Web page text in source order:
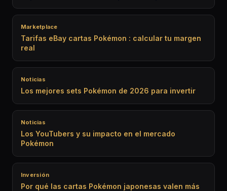
Marketplace
Tarifas eBay cartas Pokémon : calcular tu margen
real
Noticias
Los mejores sets Pokémon de 2026 para invertir
Noticias
Los YouTubers y su impacto en el mercado
Pokémon
Inversión
Por qué las cartas Pokémon japonesas valen más